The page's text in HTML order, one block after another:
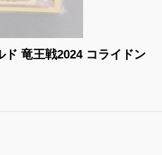
ド 竜王戦2024 コライドン